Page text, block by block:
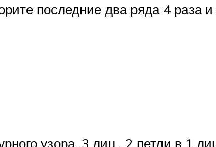
последние два ряда 4 раза и
узора, 3 лиц., 2 петли в 1